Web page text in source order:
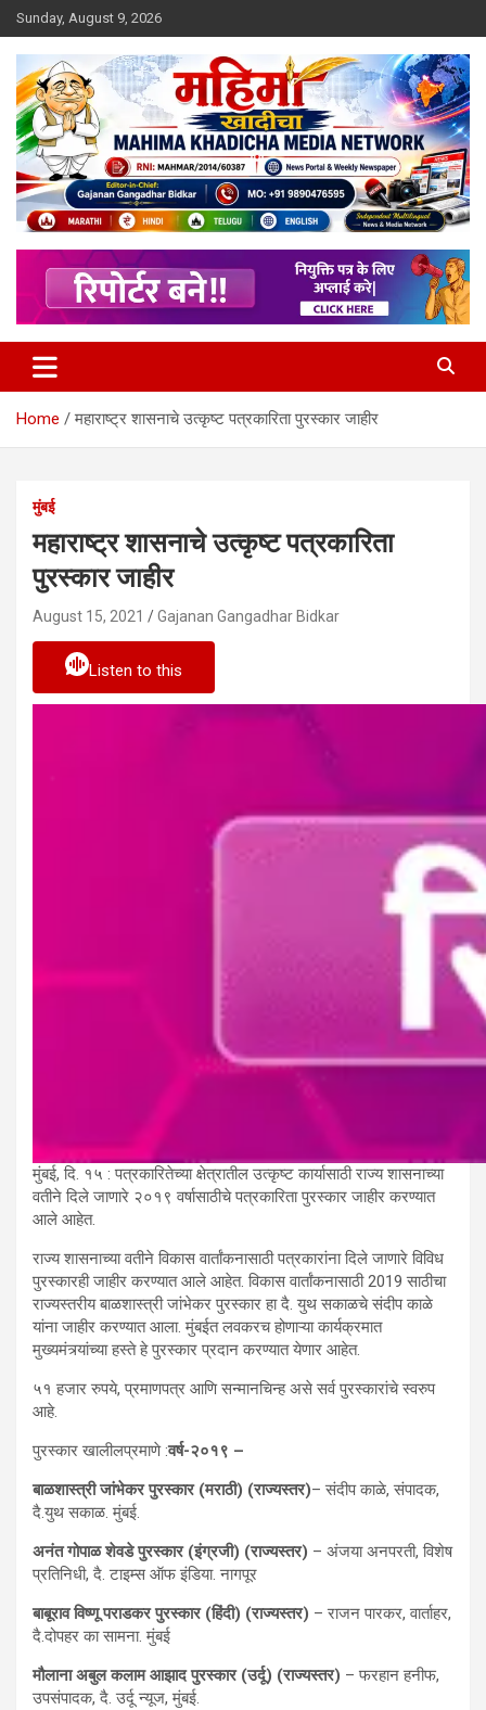
Skip
to
content
Sunday, August 9, 2026
Mahimakhadicha
Home महाराष्ट्र शासनाचे उत्कृष्ट पत्रकारिता पुरस्कार जाहीर
मुंबई
महाराष्ट्र शासनाचे उत्कृष्ट पत्रकारिता
पुरस्कार जाहीर
August 15, 2021 Gajanan Gangadhar Bidkar
Listen to this
मुंबई, दि. १५ : पत्रकारितेच्या क्षेत्रातील उत्कृष्ट कार्यासाठी राज्य शासनाच्या
वतीने दिले जाणारे २०१९ वर्षासाठीचे पत्रकारिता पुरस्कार जाहीर करण्यात
आले आहेत.
राज्य शासनाच्या वतीने विकास वार्तांकनासाठी पत्रकारांना दिले जाणारे विविध
पुरस्कारही जाहीर करण्यात आले आहेत. विकास वार्तांकनासाठी 2019 साठीचा
राज्यस्तरीय बाळशास्त्री जांभेकर पुरस्कार हा दै. युथ सकाळचे संदीप काळे
यांना जाहीर करण्यात आला. मुंबईत लवकरच होणाऱ्या कार्यक्रमात
मुख्यमंत्र्यांच्या हस्ते हे पुरस्कार प्रदान करण्यात येणार आहेत.
५१ हजार रुपये, प्रमाणपत्र आणि सन्मानचिन्ह असे सर्व पुरस्कारांचे स्वरुप
आहे.
पुरस्कार खालीलप्रमाणे :वर्ष-२०१९ –
बाळशास्त्री जांभेकर पुरस्कार (मराठी) (राज्यस्तर)– संदीप काळे, संपादक,
दै.युथ सकाळ. मुंबई.
अनंत गोपाळ शेवडे पुरस्कार (इंग्रजी) (राज्यस्तर) – अंजया अनपरती, विशेष
प्रतिनिधी, दै. टाइम्स ऑफ इंडिया. नागपूर
बाबूराव विष्णू पराडकर पुरस्कार (हिंदी) (राज्यस्तर) – राजन पारकर, वार्ताहर,
दै.दोपहर का सामना. मुंबई
मौलाना अबुल कलाम आझाद पुरस्कार (उर्दू) (राज्यस्तर) – फरहान हनीफ,
उपसंपादक, दै. उर्दू न्यूज, मुंबई.